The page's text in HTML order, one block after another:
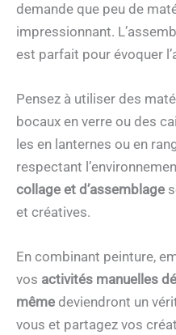
demande que peu de
impressionnant.
est parfait pour évoquer
Pensez à utiliser des
bocaux en verre ou des
les en lanternes ou en
respectant
collage et d’assemblage
et créatives.
En combinant peinture,
vos activités manuelles
même deviendront un
vous et partagez vos